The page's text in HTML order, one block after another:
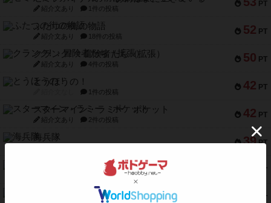
PT
紹介文あり 1件の投稿
52 PT
ふたつの街の物語
紹介文あり 18件の投稿
50 PT
クランク! ：冒険者たち（拡張）
紹介文あり 4件の投稿
42 PT
とうほうの！
1件の投稿
42 PT
スターマイン・ラミー ポケット
紹介文あり 2件の投稿
39 PT
海兵隊
PT
スーパーストア3000
1件の投稿
PT
フリップ７：復讐心とともに